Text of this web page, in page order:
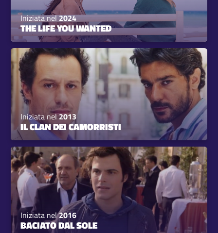
Iniziata nel2024
THE LIFE YOU WANTED
Iniziata nel2013
IL CLAN DEI CAMORRISTI
Iniziata nel2016
BACIATO DAL SOLE